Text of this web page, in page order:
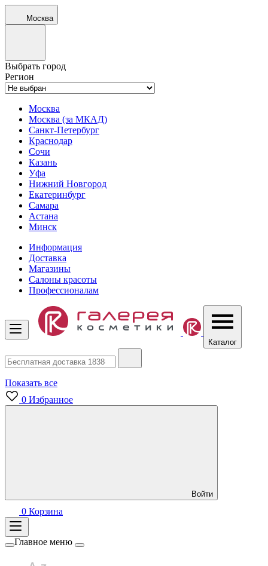
Москва
Выбрать город
Регион
Москва
Москва (за МКАД)
Санкт-Петербург
Краснодар
Сочи
Казань
Уфа
Нижний Новгород
Екатеринбург
Самара
Астана
Минск
Информация
Доставка
Магазины
Салоны красоты
Профессионалам
Каталог
Показать все
0 Избранное
Войти
0 Корзина
Главное меню